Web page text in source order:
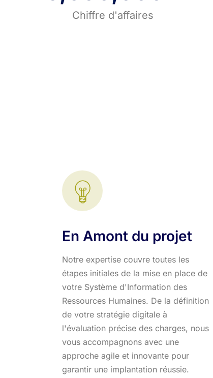
Chiffre d'affaires
En Amont du projet
Notre expertise couvre toutes les
étapes initiales de la mise en place de
votre Système d'Information des
Ressources Humaines. De la définition
de votre stratégie digitale à
l'évaluation précise des charges, nous
vous accompagnons avec une
approche agile et innovante pour
garantir une implantation réussie.